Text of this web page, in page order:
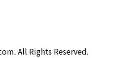
All Rights Reserved.